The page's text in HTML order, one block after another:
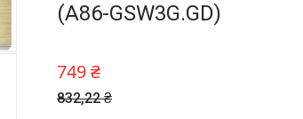
(A86-GSW3G.GD)
832,22 ₴
749 ₴